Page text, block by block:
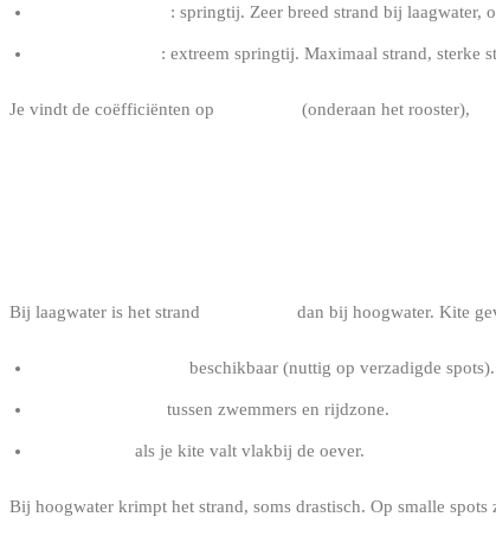
: springtij. Zeer breed strand bij laagwater,
: extreem springtij. Maximaal strand, sterke
Je vindt de coëfficiënten op (onderaan het rooster),
Bij laagwater is het strand dan bij hoogwater. Kite
beschikbaar (nuttig op verzadigde spots).
tussen zwemmers en rijdzone.
als je kite valt vlakbij de oever.
Bij hoogwater krimpt het strand, soms drastisch. Op smalle spots